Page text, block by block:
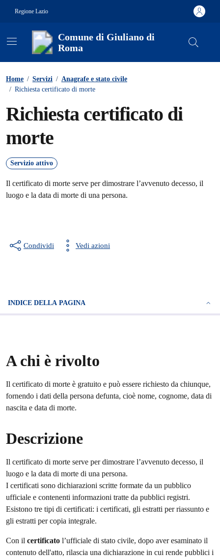
Regione Lazio
Comune di Giuliano di
Roma
Home / Servizi / Anagrafe e stato civile
/ Richiesta certificato di morte
Richiesta certificato di
morte
Servizio attivo
Il certificato di morte serve per dimostrare l’avvenuto decesso, il
luogo e la data di morte di una persona.
Condividi Vedi azioni
INDICE DELLA PAGINA
A chi è rivolto
Il certificato di morte è gratuito e può essere richiesto da chiunque,
fornendo i dati della persona defunta, cioè nome, cognome, data di
nascita e data di morte.
Descrizione
Il certificato di morte serve per dimostrare l’avvenuto decesso, il
luogo e la data di morte di una persona.
I certificati sono dichiarazioni scritte formate da un pubblico
ufficiale e contenenti informazioni tratte da pubblici registri.
Esistono tre tipi di certificati: i certificati, gli estratti per riassunto e
gli estratti per copia integrale.
Con il certificato l’ufficiale di stato civile, dopo aver esaminato il
contenuto dell'atto, rilascia una dichiarazione in cui rende pubblici i